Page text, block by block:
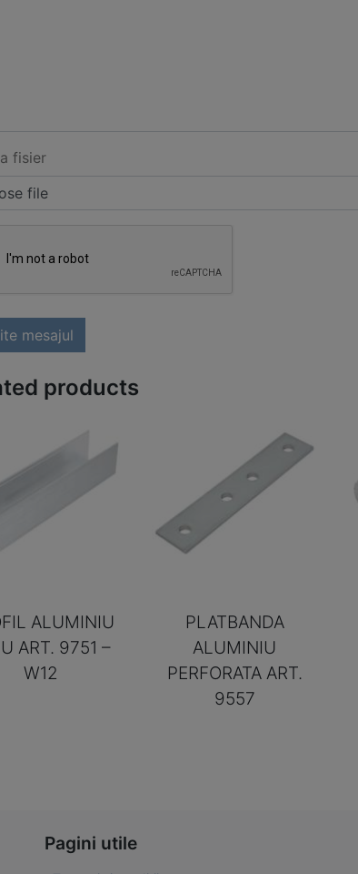
fisier
file
mesajul
products
ALUMINIU
ART. 9751 –
W12
PLATBANDA
ALUMINIU
PERFORATA ART.
9557
Pagini utile